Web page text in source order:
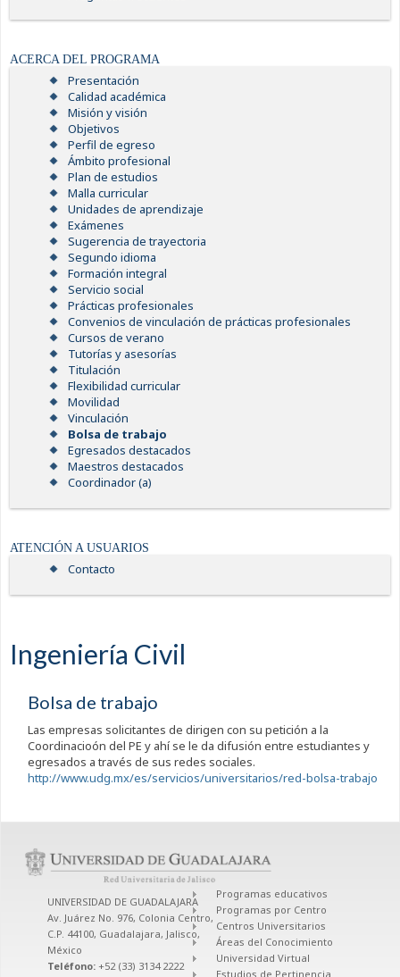
ACERCA DEL PROGRAMA
Presentación
Calidad académica
Misión y visión
Objetivos
Perfil de egreso
Ámbito profesional
Plan de estudios
Malla curricular
Unidades de aprendizaje
Exámenes
Sugerencia de trayectoria
Segundo idioma
Formación integral
Servicio social
Prácticas profesionales
Convenios de vinculación de prácticas profesionales
Cursos de verano
Tutorías y asesorías
Titulación
Flexibilidad curricular
Movilidad
Vinculación
Bolsa de trabajo
Egresados destacados
Maestros destacados
Coordinador (a)
ATENCIÓN A USUARIOS
Contacto
Ingeniería Civil
Bolsa de trabajo
Las empresas solicitantes de dirigen con su petición a la
Coordinacioón del PE y ahí se le da difusión entre estudiantes y
egresados a través de sus redes sociales.
http://www.udg.mx/es/servicios/universitarios/red-bolsa-trabajo
UNIVERSIDAD DE GUADALAJARA
Av. Juárez No. 976, Colonia Centro,
C.P. 44100, Guadalajara, Jalisco,
México
Teléfono: +52 (33) 3134 2222
Programas educativos
Programas por Centro
Centros Universitarios
Áreas del Conocimiento
Universidad Virtual
Estudios de Pertinencia